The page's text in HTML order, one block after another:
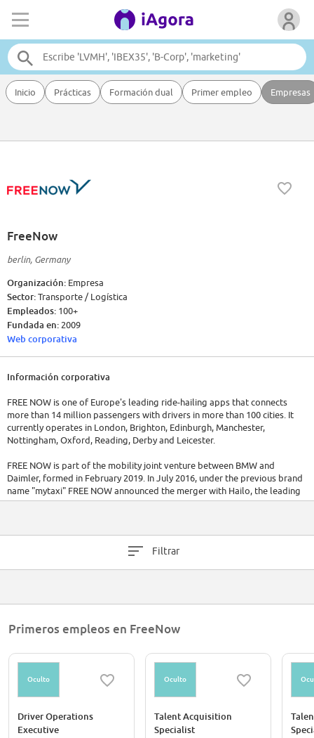
Inicio Prácticas Formación dual Primer empleo Empresas
FreeNow
berlin, Germany
Organización: Empresa
Sector:Transporte / Logística
Empleados: 100+
Fundada en: 2009
Web corporativa
Información corporativa
FREE NOW is one of Europe's leading ride-hailing apps that connects
more than 14 million passengers with drivers in more than 100 cities. It
currently operates in London, Brighton, Edinburgh, Manchester,
Nottingham, Oxford, Reading, Derby and Leicester.
FREE NOW is part of the mobility joint venture between BMW and
Daimler, formed in February 2019. In July 2016, under the previous brand
name "mytaxi" FREE NOW announced the merger with Hailo, the leading
taxi app in the UK and Ireland - an important step towards becoming
joining forces with Kapten in 2020, FREE NOW is now London’s only ride-
Europe. Marc Berg is the CEO of FREE NOW Europe
Data & Facts
Headquarters: Hamburg
Employees: Over 700 employees
Filtrar
Primeros empleos en FreeNow
Oculto
Driver Operations
Executive
Oculto
Talent Acquisition
Specialist